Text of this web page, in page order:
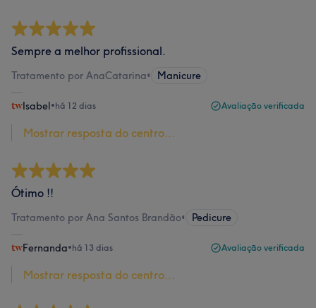
Sempre a melhor profissional.
Tratamento por AnaCatarina• Manicure
Isabel•há 12 dias Avaliação verificada
Mostrar resposta do centro...
Ótimo !!
Tratamento por Ana Santos Brandão• Pedicure
Fernanda•há 13 dias Avaliação verificada
Mostrar resposta do centro...